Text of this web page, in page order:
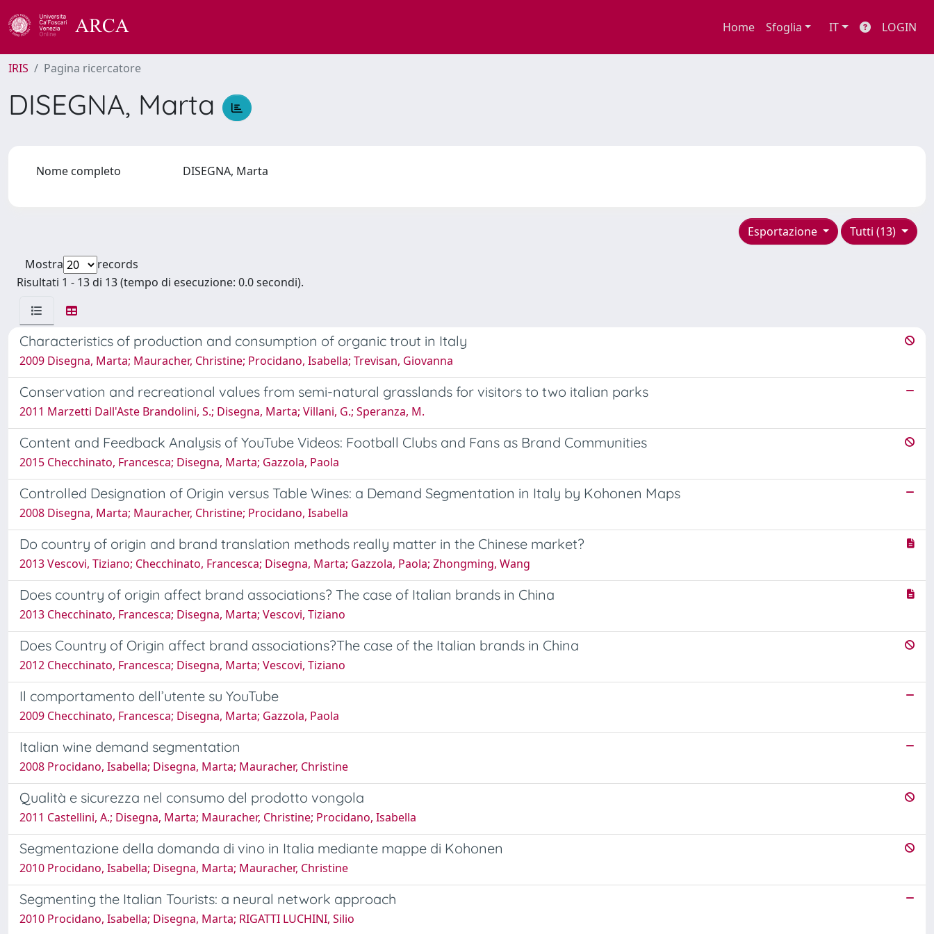
Home Sfoglia IT LOGIN
IRIS Pagina ricercatore
DISEGNA, Marta
Nome completo DISEGNA, Marta
Tutti (13)
Esportazione
Mostra
records
Risultati 1 - 13 di 13 (tempo di esecuzione: 0.0 secondi).
Characteristics of production and consumption of organic trout in Italy
2009 Disegna, Marta; Mauracher, Christine; Procidano, Isabella; Trevisan, Giovanna
Conservation and recreational values from semi-natural grasslands for visitors to two italian parks
2011 Marzetti Dall'Aste Brandolini, S.; Disegna, Marta; Villani, G.; Speranza, M.
Content and Feedback Analysis of YouTube Videos: Football Clubs and Fans as Brand Communities
2015 Checchinato, Francesca; Disegna, Marta; Gazzola, Paola
Controlled Designation of Origin versus Table Wines: a Demand Segmentation in Italy by Kohonen Maps
2008 Disegna, Marta; Mauracher, Christine; Procidano, Isabella
Do country of origin and brand translation methods really matter in the Chinese market?
2013 Vescovi, Tiziano; Checchinato, Francesca; Disegna, Marta; Gazzola, Paola; Zhongming, Wang
Does country of origin affect brand associations? The case of Italian brands in China
2013 Checchinato, Francesca; Disegna, Marta; Vescovi, Tiziano
Does Country of Origin affect brand associations?The case of the Italian brands in China
2012 Checchinato, Francesca; Disegna, Marta; Vescovi, Tiziano
Il comportamento dell’utente su YouTube
2009 Checchinato, Francesca; Disegna, Marta; Gazzola, Paola
Italian wine demand segmentation
2008 Procidano, Isabella; Disegna, Marta; Mauracher, Christine
Qualità e sicurezza nel consumo del prodotto vongola
2011 Castellini, A.; Disegna, Marta; Mauracher, Christine; Procidano, Isabella
Segmentazione della domanda di vino in Italia mediante mappe di Kohonen
2010 Procidano, Isabella; Disegna, Marta; Mauracher, Christine
Segmenting the Italian Tourists: a neural network approach
2010 Procidano, Isabella; Disegna, Marta; RIGATTI LUCHINI, Silio